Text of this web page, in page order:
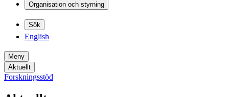
Organisation och styrning
Sök
English
Meny
Aktuellt
Forskningsstöd